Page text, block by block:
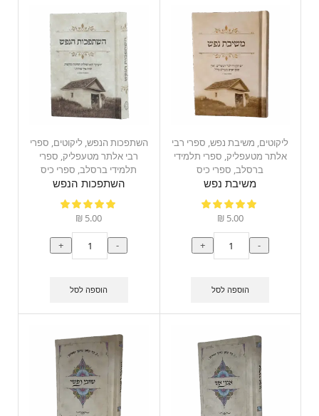
ליקוטים, משיבת נפש, ספרי רבי
אלתר מטעפליק, ספרי תלמידי
ברסלב, ספרי כיס
משיבת נפש
₪5.00
-
+
הוספה לסל
השתפכות הנפש,ליקוטים, ספרי
רבי אלתר מטעפליק, ספרי
תלמידי ברסלב, ספרי כיס
השתפכות הנפש
₪ 5.00
-
+
הוספה לסל